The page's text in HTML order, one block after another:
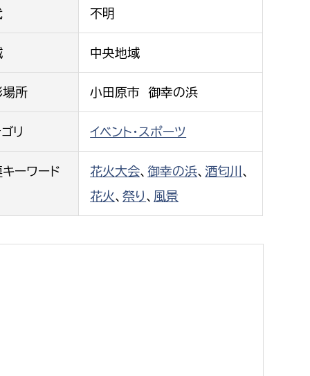
まちづくりに関わりたい
都市部
都市計画課
地域交通課
建築指導課
開発審査課
不明
中央地域
場所 小田原市 御幸の浜
リ イベント・スポーツ
ーワード 花火大会、 御幸の浜、 酒匂川 、
花火、祭り 、 風景